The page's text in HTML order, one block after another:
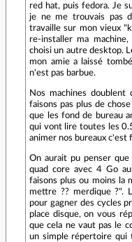
red hat, puis fedora. Je
je ne me trouvais pas
travaille sur mon vieux
re-installer ma
choisi un autre desktop.
mon amie a laissé
n'est pas barbue.
Nos machines
faisons pas plus de
que les fond de bureau
qui vont lire toutes les
animer nos bureaux c'est
On aurait pu penser
quad core avec 4 Go
faisons plus ou moins la
mettre ?? merdique ?".
pour gagner des cycles
place disque, on vous
que cela ne vaut pas le
un simple répertoire qui